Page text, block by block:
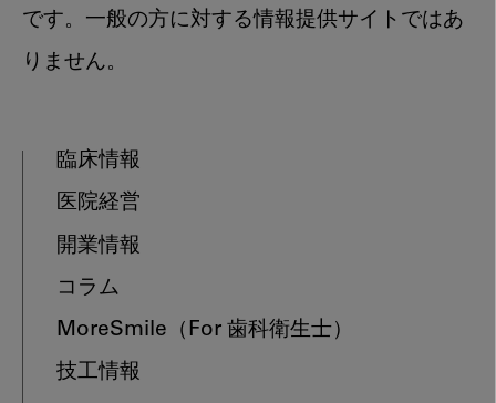
です。一般の方に対する情報提供サイトではあ
りません。
臨床情報
医院経営
開業情報
コラム
MoreSmile （For 歯科衛生士）
技工情報